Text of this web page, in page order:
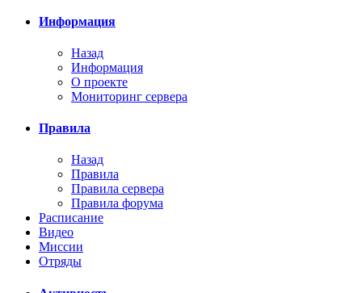
Информация
Назад
Информация
О проекте
Мониторинг сервера
Правила
Назад
Правила
Правила сервера
Правила форума
Расписание
Видео
Миссии
Отряды